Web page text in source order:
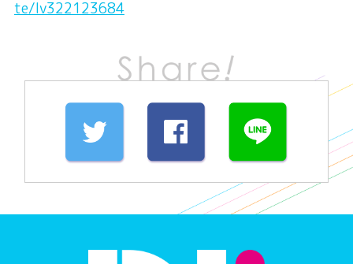
te/lv322123684